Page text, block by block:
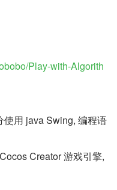
Play-with-Algorith
用 java Swing, 编程语
Creator 游戏引擎,